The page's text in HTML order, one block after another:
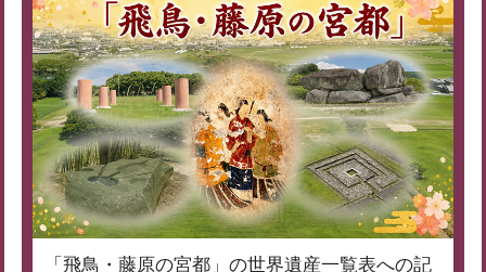
「飛鳥・藤原の宮都」の世界遺産一覧表への記